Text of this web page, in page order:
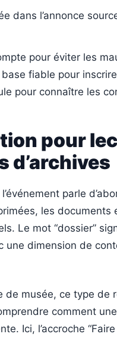
dans l’annonce
pour éviter les
fiable pour
pour connaître les
pour
d’archives
parle
les documents
Le mot “dossier”
une dimension de
de musée, ce type de
comment
Ici, l’accroche